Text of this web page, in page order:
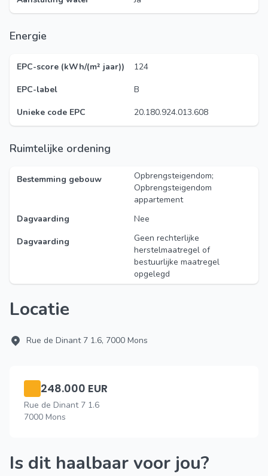
Energie
EPC-score (kWh/(m² jaar))
124
EPC-label
B
Unieke code EPC
20.180.924.013.608
Ruimtelijke ordening
Bestemming gebouw
Opbrengsteigendom;
Opbrengsteigendom
appartement
Dagvaarding
Nee
Dagvaarding
Geen rechterlijke
herstelmaatregel of
bestuurlijke maatregel
opgelegd
Locatie
Rue de Dinant 7 1.6, 7000 Mons
248.000 EUR
Rue de Dinant 7 1.6
7000 Mons
Is dit haalbaar voor jou?